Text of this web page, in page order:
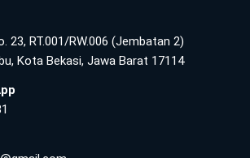
23, RT.001/RW.006 (Jembatan 2)
Kota Bekasi, Jawa Barat 17114